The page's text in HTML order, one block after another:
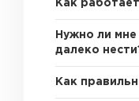
Как
Нужно ли
далеко
Как